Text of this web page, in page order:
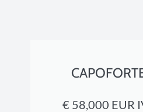
€ 58,000 EUR